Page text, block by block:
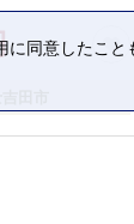
同意したこと